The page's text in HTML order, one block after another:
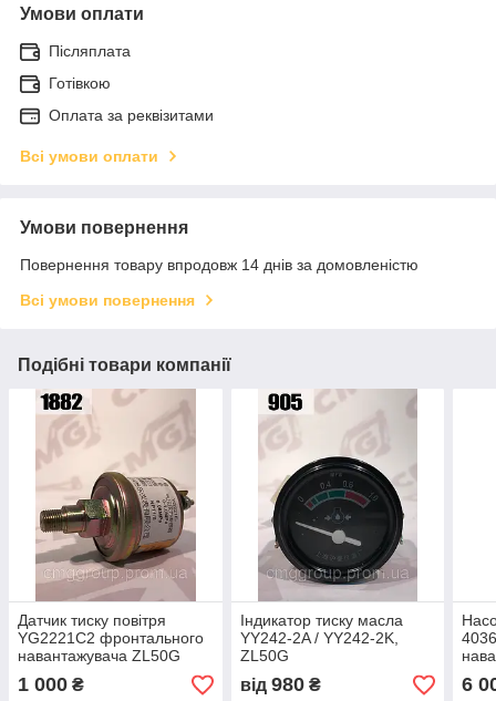
Умови оплати
Післяплата
Готівкою
Оплата за реквізитами
Всі умови оплати
Умови повернення
Повернення товару впродовж 14 днів за домовленістю
Всі умови повернення
Подібні товари компанії
Датчик тиску повітря
YG2221C2 фронтального
навантажувача ZL50G
1 000 ₴
Індикатор тиску масла
YY242-2A / YY242-2K,
ZL50G
від 980₴ 6